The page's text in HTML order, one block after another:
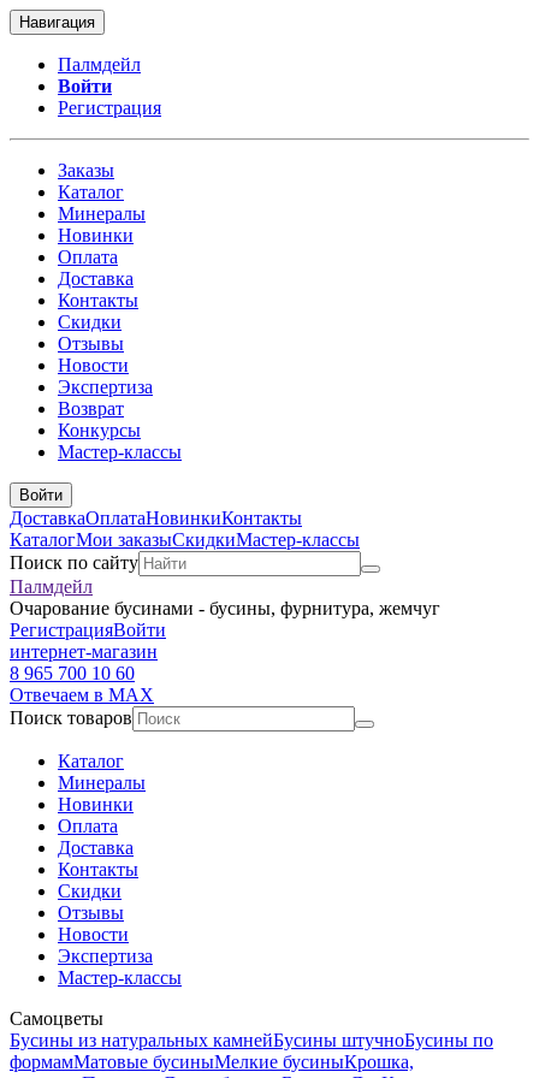
Навигация
Палмдейл
Войти
Регистрация
Заказы
Каталог
Минералы
Новинки
Оплата
Доставка
Контакты
Скидки
Отзывы
Новости
Экспертиза
Возврат
Конкурсы
Мастер-классы
Войти
ДоставкаОплатаНовинкиКонтакты
КаталогМои заказыСкидкиМастер-классы
Поиск по сайту
Палмдейл
Очарование бусинами - бусины, фурнитура, жемчуг
РегистрацияВойти
интернет-магазин
8 965 700 10 60
Отвечаем в MAX
Поиск товаров
Каталог
Минералы
Новинки
Оплата
Доставка
Контакты
Скидки
Отзывы
Новости
Экспертиза
Мастер-классы
Самоцветы
Бусины из натуральных камнейБусины штучноБусины по
формамМатовые бусиныМелкие бусиныКрошка,